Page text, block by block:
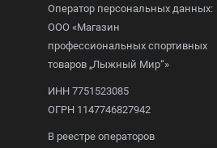
Оператор персональных данных:
ООО «Магазин
профессиональных спортивных
товаров „Лыжный Мир“»
ИНН 7751523085
ОГРН 1147746827942
В реестре операторов